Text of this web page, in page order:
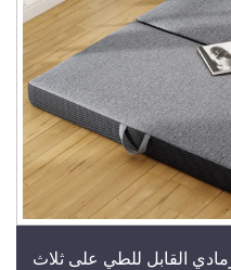
القابل للطي على ثلاث